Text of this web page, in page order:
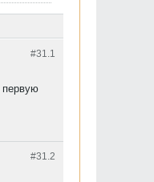
#31.1
первую
#31.2